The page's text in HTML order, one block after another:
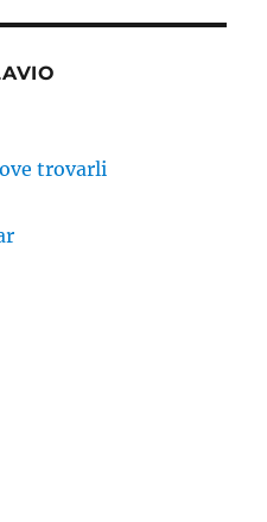
trovarli